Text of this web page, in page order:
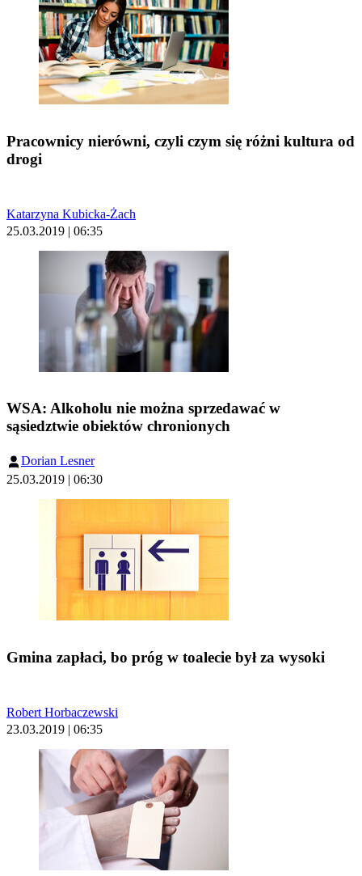
Pracownicy nierówni, czyli czym się różni kultura od
drogi
Katarzyna Kubicka-Żach
25.03.2019 | 06:35
WSA: Alkoholu nie można sprzedawać w
sąsiedztwie obiektów chronionych
Dorian Lesner
25.03.2019 | 06:30
Gmina zapłaci, bo próg w toalecie był za wysoki
Robert Horbaczewski
23.03.2019 | 06:35